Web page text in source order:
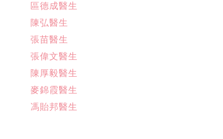
區德成醫生
陳弘醫生
張苗醫生
張偉文醫生
陳厚毅醫生
麥錦霞醫生
馮貽邦醫生